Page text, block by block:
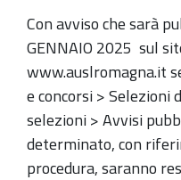
Con avviso che sarà
GENNAIO 2025 sul
www.auslromagna.it
e concorsi > Selezioni
selezioni > Avvisi
determinato, con
procedura, saranno